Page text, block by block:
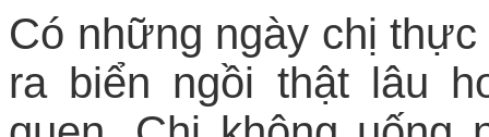
Có những ngày chị
ra biển ngồi thật lâu